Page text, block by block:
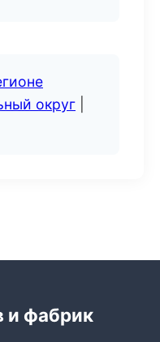
округ
и фабрик